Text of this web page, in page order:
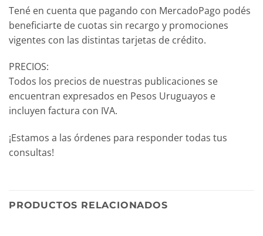
Tené en cuenta que pagando con MercadoPago podés
beneficiarte de cuotas sin recargo y promociones
vigentes con las distintas tarjetas de crédito.
PRECIOS:
Todos los precios de nuestras publicaciones se
encuentran expresados en Pesos Uruguayos e
incluyen factura con IVA.
¡Estamos a las órdenes para responder todas tus
consultas!
PRODUCTOS RELACIONADOS